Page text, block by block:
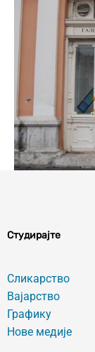
Студирајте
Сликарство
Вајарство
Графику
Нове медије